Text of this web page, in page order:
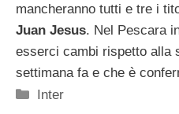
mancheranno tutti e tre i
Juan Jesus. Nel Pescara
esserci cambi rispetto alla
settimana fa e che è
Categorie
Inter